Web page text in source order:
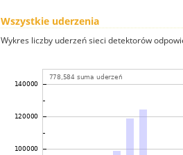
Wszystkie uderzenia
Wykres liczby uderzeń sieci detektorów